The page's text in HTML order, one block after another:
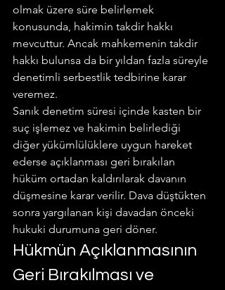
olmak üzere süre belirlemek
konusunda, hakimin takdir hakkı
mevcuttur. Ancak mahkemenin takdir
hakkı bulunsa da bir yıldan fazla süreyle
denetimli serbestlik tedbirine karar
veremez.
Sanık denetim süresi içinde kasten bir
suç işlemez ve hakimin belirlediği
diğer yükümlülüklere uygun hareket
ederse açıklanması geri bırakılan
hüküm ortadan kaldırılarak davanın
düşmesine karar verilir. Dava düştükten
sonra yargılanan kişi davadan önceki
hukuki durumuna geri döner.
Hükmün Açıklanmasının
Geri Bırakılması ve